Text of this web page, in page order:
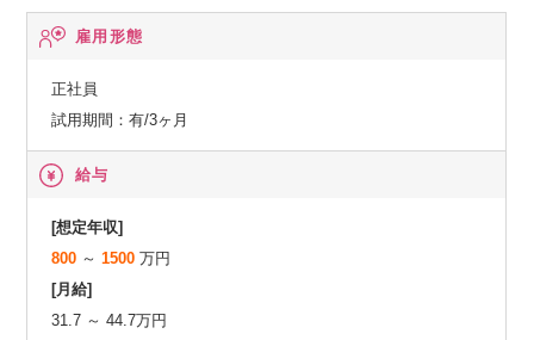
雇用形態
正社員
試用期間：有/3ヶ月
給与
[想定年収]
800 ～1500 万円
[月給]
31.7 ～ 44.7万円